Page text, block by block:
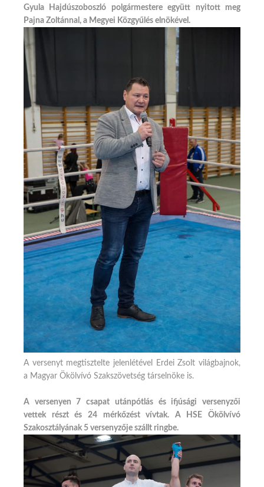
Gyula Hajdúszoboszló polgármestere együtt nyitott meg
Pajna Zoltánnal, a Megyei Közgyűlés elnökével.
A versenyt megtisztelte jelenlétével Erdei Zsolt világbajnok,
a Magyar Ökölvívó Szakszövetség társelnöke is.
A versenyen 7 csapat utánpótlás és ifjúsági versenyzői
vettek részt és 24 mérkőzést vívtak. A HSE Ökölvívó
Szakosztályának 5 versenyzője szállt ringbe.